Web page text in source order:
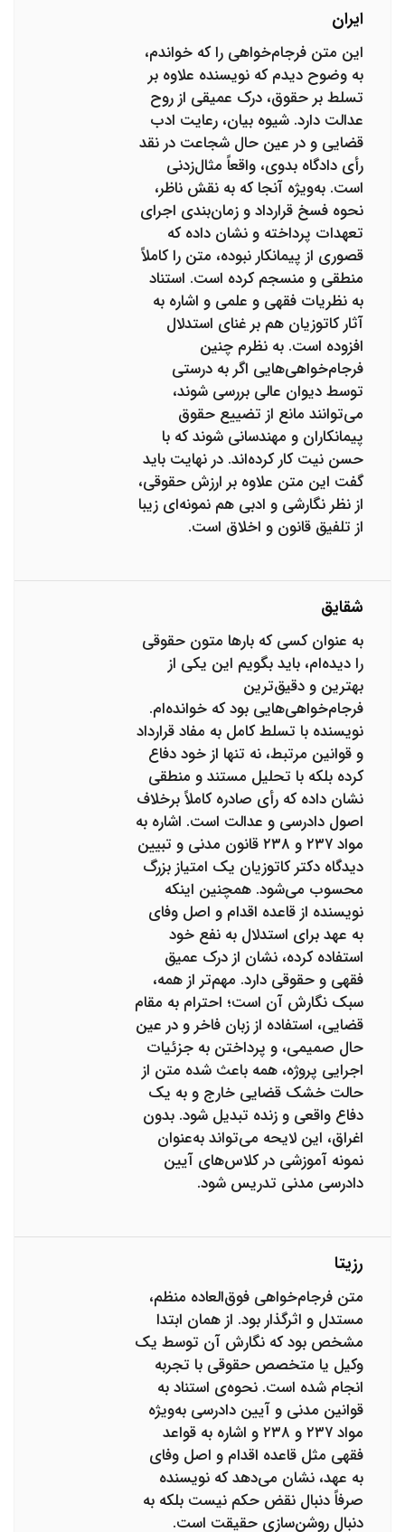
ایران
این متن فرجام‌خواهی را که خواندم،
به وضوح دیدم که نویسنده علاوه بر
تسلط بر حقوق، درک عمیقی از روح
عدالت دارد. شیوه بیان، رعایت ادب
قضایی و در عین حال شجاعت در نقد
رأی دادگاه بدوی، واقعاً مثال‌زدنی
است. به‌ویژه آنجا که به نقش ناظر،
نحوه فسخ قرارداد و زمان‌بندی اجرای
تعهدات پرداخته و نشان داده که
قصوری از پیمانکار نبوده، متن را کاملاً
منطقی و منسجم کرده است. استناد
به نظریات فقهی و علمی و اشاره به
آثار کاتوزیان هم بر غنای استدلال
افزوده است. به نظرم چنین
فرجام‌خواهی‌هایی اگر به درستی
توسط دیوان عالی بررسی شوند،
می‌توانند مانع از تضییع حقوق
پیمانکاران و مهندسانی شوند که با
حسن نیت کار کرده‌اند. در نهایت باید
گفت این متن علاوه بر ارزش حقوقی،
از نظر نگارشی و ادبی هم نمونه‌ای زیبا
از تلفیق قانون و اخلاق است.
شقایق
به عنوان کسی که بارها متون حقوقی
را دیده‌ام، باید بگویم این یکی از
بهترین و دقیق‌ترین
فرجام‌خواهی‌هایی بود که خوانده‌ام.
نویسنده با تسلط کامل به مفاد قرارداد
و قوانین مرتبط، نه تنها از خود دفاع
کرده بلکه با تحلیل مستند و منطقی
نشان داده که رأی صادره کاملاً برخلاف
اصول دادرسی و عدالت است. اشاره به
مواد ۲۳۷ و ۲۳۸ قانون مدنی و تبیین
دیدگاه دکتر کاتوزیان یک امتیاز بزرگ
محسوب می‌شود. همچنین اینکه
نویسنده از قاعده اقدام و اصل وفای
به عهد برای استدلال به نفع خود
استفاده کرده، نشان از درک عمیق
فقهی و حقوقی دارد. مهم‌تر از همه،
سبک نگارش آن است؛ احترام به مقام
قضایی، استفاده از زبان فاخر و در عین
حال صمیمی، و پرداختن به جزئیات
اجرایی پروژه، همه باعث شده متن از
حالت خشک قضایی خارج و به یک
دفاع واقعی و زنده تبدیل شود. بدون
اغراق، این لایحه می‌تواند به‌عنوان
نمونه آموزشی در کلاس‌های آیین
دادرسی مدنی تدریس شود.
رزیتا
متن فرجام‌خواهی فوق‌العاده منظم،
مستدل و اثرگذار بود. از همان ابتدا
مشخص بود که نگارش آن توسط یک
وکیل یا متخصص حقوقی با تجربه
انجام شده است. نحوه‌ی استناد به
قوانین مدنی و آیین دادرسی به‌ویژه
مواد ۲۳۷ و ۲۳۸ و اشاره به قواعد
فقهی مثل قاعده اقدام و اصل وفای
به عهد، نشان می‌دهد که نویسنده
صرفاً دنبال نقض حکم نیست بلکه به
دنبال روشن‌سازی حقیقت است.